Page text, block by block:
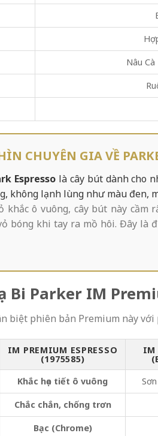
Nâu
CHUYÊN GIA VỀ
Espresso là cây bút dành cho
không lạnh lùng như màu đen,
ô vuông, cây bút này cầm
bóng khi tay ra mồ hôi. Đây là
Bi Parker IM
biệt phiên bản Premium này với
IM PREMIUM ESPRESSO
(1975585)
IM
Khắc họa tiết ô vuông
Chắc chắn, chống trơn
Bạc (Chrome)